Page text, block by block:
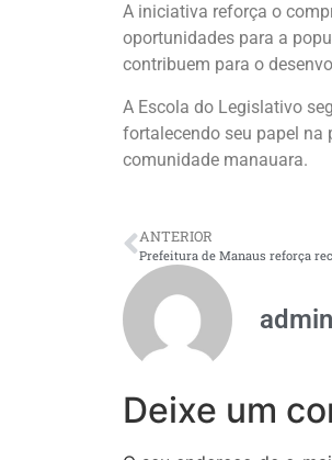
A iniciativa reforça o
oportunidades para a
contribuem para o
A Escola do Legislativo
fortalecendo seu papel na
comunidade manauara.
ANTERIOR
admin
Deixe um